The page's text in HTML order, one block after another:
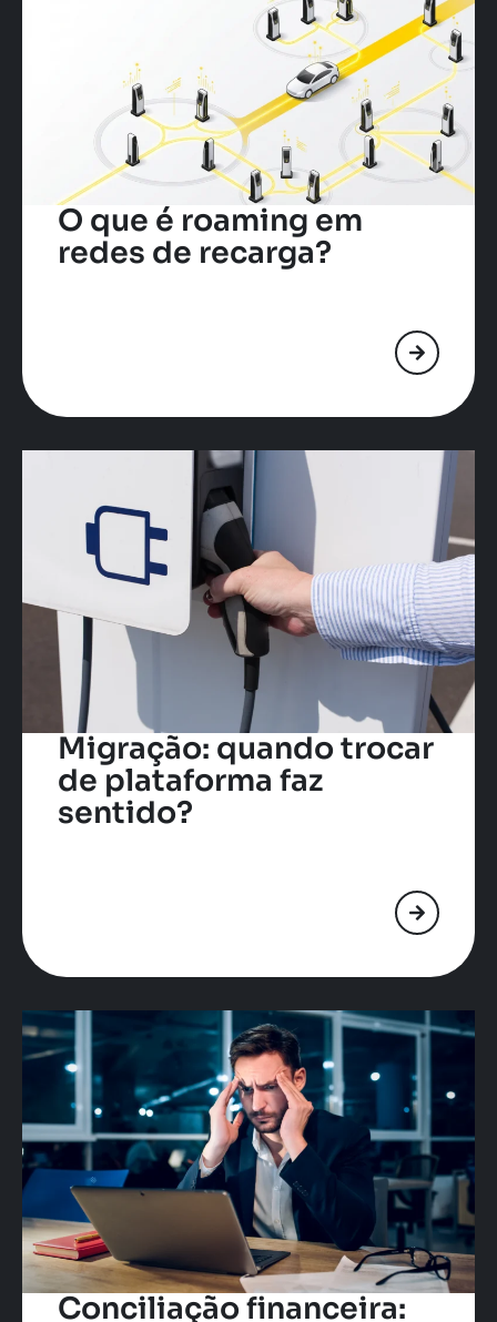
O que é roaming em
redes de recarga?
Migração: quando trocar
de plataforma faz
sentido?
Conciliação financeira: